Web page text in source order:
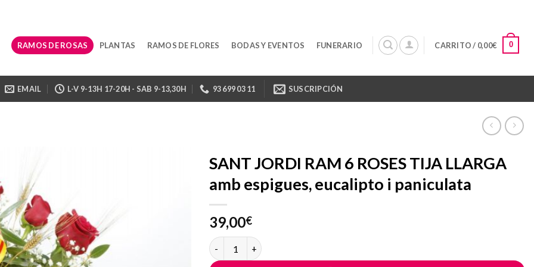
RAMOS DE ROSAS PLANTAS RAMOS DE FLORES BODAS Y EVENTOS FUNERARIO CARRITO / 0,00€ 0
EMAIL L-V 9-13H 17-20H - SAB 9-13,30H 93 699 03 11 SUSCRIPCIÓN
SANT JORDI RAM 6 ROSES TIJA LLARGA
amb espigues, eucalipto i paniculata
39,00€
SANT JORDI RAM 6 ROSES TIJA LLARGA amb espigues, eucalipto i paniculata